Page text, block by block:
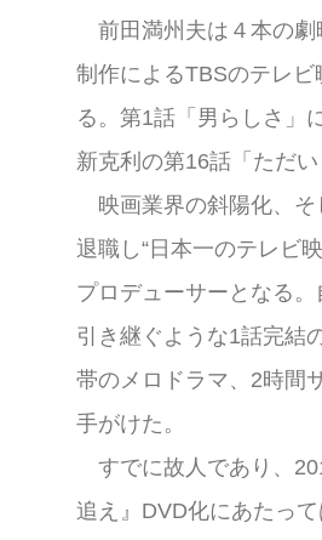
前田満州夫は４本の劇
制作によるTBSのテレ
る。第1話「男らしさ」
新克利の第16話「ただ
映画業界の斜陽化、そ
退職し“日本一のテレビ
プロデューサーとなる
引き継ぐような1話完結
帯のメロドラマ、2時間
手がけた。
すでに故人であり、
追え』DVD化にあたっ